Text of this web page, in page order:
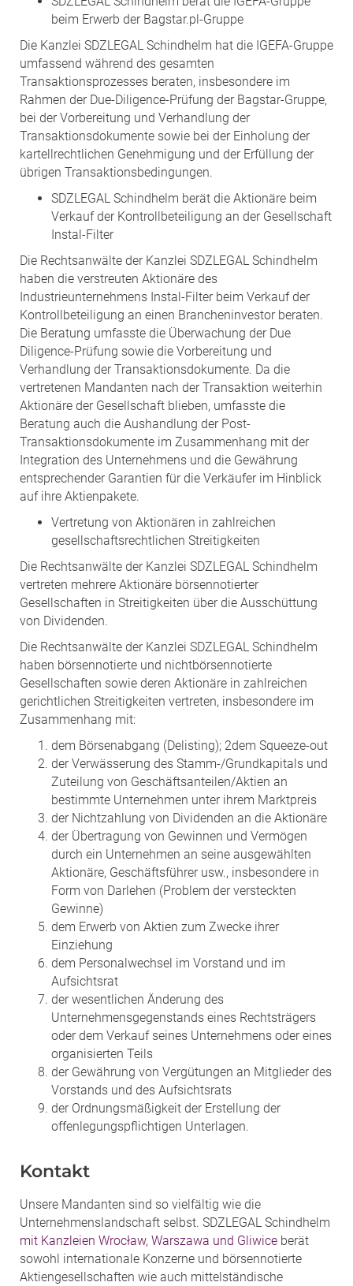
beim Erwerb der Bagstar.pl-Gruppe
Die Kanzlei SDZLEGAL Schindhelm hat die IGEFA-Gruppe
umfassend während des gesamten
Transaktionsprozesses beraten, insbesondere im
Rahmen der Due-Diligence-Prüfung der Bagstar-Gruppe,
bei der Vorbereitung und Verhandlung der
Transaktionsdokumente sowie bei der Einholung der
kartellrechtlichen Genehmigung und der Erfüllung der
übrigen Transaktionsbedingungen.
SDZLEGAL Schindhelm berät die Aktionäre beim
Verkauf der Kontrollbeteiligung an der Gesellschaft
Instal-Filter
Die Rechtsanwälte der Kanzlei SDZLEGAL Schindhelm
haben die verstreuten Aktionäre des
Industrieunternehmens Instal-Filter beim Verkauf der
Kontrollbeteiligung an einen Brancheninvestor beraten.
Die Beratung umfasste die Überwachung der Due
Diligence-Prüfung sowie die Vorbereitung und
Verhandlung der Transaktionsdokumente. Da die
vertretenen Mandanten nach der Transaktion weiterhin
Aktionäre der Gesellschaft blieben, umfasste die
Beratung auch die Aushandlung der Post-
Transaktionsdokumente im Zusammenhang mit der
Integration des Unternehmens und die Gewährung
entsprechender Garantien für die Verkäufer im Hinblick
auf ihre Aktienpakete.
Vertretung von Aktionären in zahlreichen
gesellschaftsrechtlichen Streitigkeiten
Die Rechtsanwälte der Kanzlei SDZLEGAL Schindhelm
vertreten mehrere Aktionäre börsennotierter
Gesellschaften in Streitigkeiten über die Ausschüttung
von Dividenden.
Die Rechtsanwälte der Kanzlei SDZLEGAL Schindhelm
haben börsennotierte und nichtbörsennotierte
Gesellschaften sowie deren Aktionäre in zahlreichen
gerichtlichen Streitigkeiten vertreten, insbesondere im
Zusammenhang mit:
dem Börsenabgang (Delisting); 2dem Squeeze-out
der Verwässerung des Stamm-/Grundkapitals und
Zuteilung von Geschäftsanteilen/Aktien an
bestimmte Unternehmen unter ihrem Marktpreis
der Nichtzahlung von Dividenden an die Aktionäre
der Übertragung von Gewinnen und Vermögen
durch ein Unternehmen an seine ausgewählten
Aktionäre, Geschäftsführer usw., insbesondere in
Form von Darlehen (Problem der versteckten
Gewinne)
dem Erwerb von Aktien zum Zwecke ihrer
Einziehung
dem Personalwechsel im Vorstand und im
Aufsichtsrat
der wesentlichen Änderung des
Unternehmensgegenstands eines Rechtsträgers
oder dem Verkauf seines Unternehmens oder eines
organisierten Teils
der Gewährung von Vergütungen an Mitglieder des
Vorstands und des Aufsichtsrats
der Ordnungsmäßigkeit der Erstellung der
offenlegungspflichtigen Unterlagen.
Kontakt
Unsere Mandanten sind so vielfältig wie die
Unternehmenslandschaft selbst. SDZLEGAL Schindhelm
mit Kanzleien Wrocław, Warszawa und Gliwice berät
sowohl internationale Konzerne und börsennotierte
Aktiengesellschaften wie auch mittelständische